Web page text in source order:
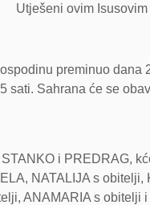
Utješeni ovim
preminuo
sati. Sahrana će se
i PREDRAG,
NATALIJA s
ANAMARIA s obitelji